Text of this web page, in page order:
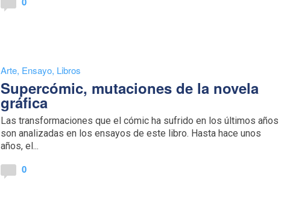
Arte, Ensayo, Libros
Supercómic, mutaciones de la novela
gráfica
Las transformaciones que el cómic ha sufrido en los últimos años
son analizadas en los ensayos de este libro. Hasta hace unos
años, el...
0